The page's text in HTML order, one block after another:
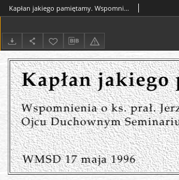
Kapłan jakiego pamiętamy. Wspomnienia o ks. prał. Jerzym Chowańczaku Ojcu Duchownym Seminarium Warszawskiego